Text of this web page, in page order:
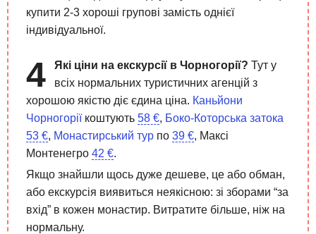
купити 2-3 хороші групові замість однієї
індивідуальної.
Які ціни на екскурсії в Чорногорії? Тут у
всіх нормальних туристичних агенцій з
хорошою якістю діє єдина ціна. Каньйони
Чорногоріїкоштують 58 €, Боко-Которська затока
53 €, Монастирський тур по 39 €, Максі
Монтенегро 42 €.
Якщо знайшли щось дуже дешеве, це або обман,
або екскурсія виявиться неякісною: зі зборами “за
вхід” в кожен монастир. Витратите більше, ніж на
нормальну.